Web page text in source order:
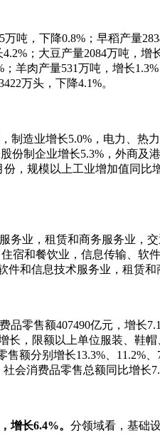
吨，下降0.8%；早稻产量
；大豆产量2084万吨，
羊肉产量531万吨，增长
万头，下降4.1%。
制造业增长5.0%，电力、热
制企业增长5.3%，外商及
，规模以上工业增加值同
务业，租赁和商务服务业，
宿和餐饮业，信息传输、
和信息技术服务业，租赁和
零售额407490亿元，增长
，限额以上单位服装、鞋
分别增长13.3%、11.2%
消费品零售总额同比增长
增长6.4%。 分领域看，基础